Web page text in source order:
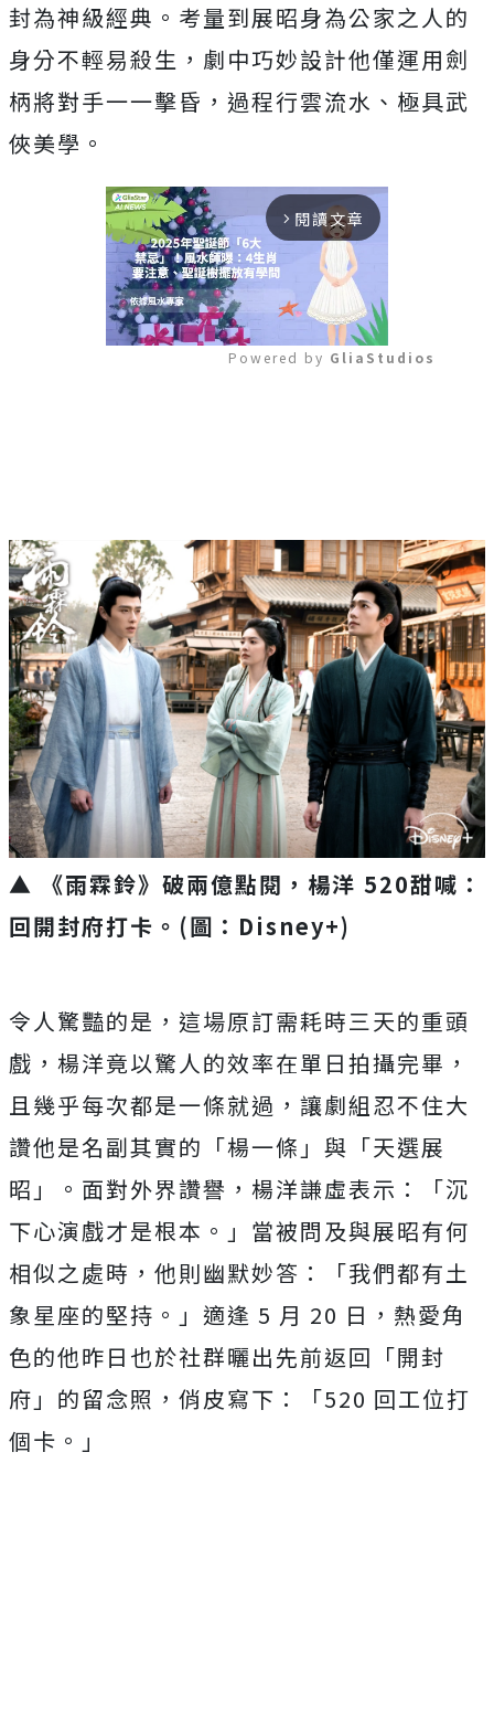
封為神級經典。 考量到展昭身為公家之人的
身分不輕易殺生， 劇中巧妙設計他僅運用劍
柄將對手一一擊昏，過程行雲流水、 極具武
俠美學。
arrow_forward_ios 閱讀文章
Powered by GliaStudios
▲ 《雨霖鈴》破兩億點閱，楊洋 520甜喊：
回開封府打卡。(圖：Disney+)
令人驚豔的是，這場原訂需耗時三天的重頭
戲， 楊洋竟以驚人的效率在單日拍攝完畢，
且幾乎每次都是一條就過， 讓劇組忍不住大
讚他是名副其實的「楊一條」與「天選展
昭」。 面對外界讚譽，楊洋謙虛表示：「沉
下心演戲才是根本。」 當被問及與展昭有何
相似之處時，他則幽默妙答：「我們都有土
象星座的堅持。」適逢 5 月 20 日，熱愛角
色的他昨日也於社群曬出先前返回「開封
府」的留念照， 俏皮寫下：「520 回工位打
個卡。」